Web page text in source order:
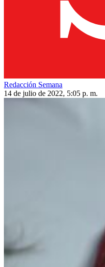
Redacción Semana
14 de julio de 2022, 5:05 p. m.